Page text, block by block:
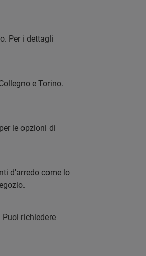
Per i dettagli
e Torino.
le opzioni di
d'arredo come lo
richiedere